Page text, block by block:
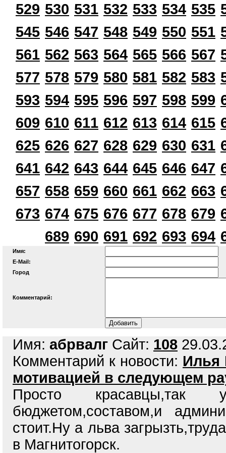
529 530 531 532 533 534 535
545 546 547 548 549 550 551
561 562 563 564 565 566 567
577 578 579 580 581 582 583
593 594 595 596 597 598 599
609 610 611 612 613 614 615
625 626 627 628 629 630 631
641 642 643 644 645 646 647
657 658 659 660 661 662 663
673 674 675 676 677 678 679
689 690 691 692 693 694
Имя:
E-Mail:
Город
Комментарий:
Имя: абрвалг Сайт: 108
Комментарий к новости: Илья
мотивацией в следующем
Просто
бюджетом,составом,и
стоит.Ну а льва
в Магнитогорск.